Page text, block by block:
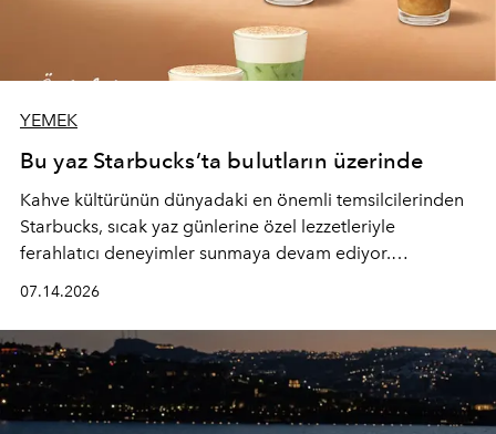
YEMEK
Bu yaz Starbucks’ta bulutların üzerinde
Kahve kültürünün dünyadaki en önemli temsilcilerinden
Starbucks, sıcak yaz günlerine özel lezzetleriyle
ferahlatıcı deneyimler sunmaya devam ediyor.
yepyeni Cloud Frappuccino® Blended Beverage çeşitleri
ve yiyecek alternatifleri yazın keyfine lezzet katıyor.
07.14.2026